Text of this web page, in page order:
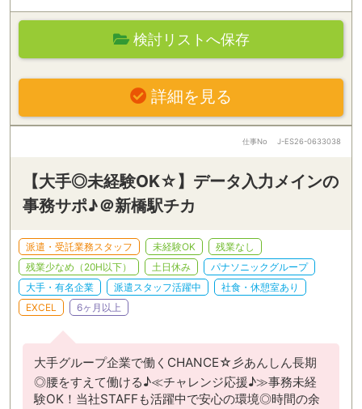
検討リストへ保存
詳細を見る
仕事No J-ES26-0633038
【大手◎未経験OK☆】データ入力メインの
事務サポ♪＠新橋駅チカ
派遣・受託業務スタッフ 未経験OK
残業なし
残業少なめ（20H以下）
土日休み
パナソニックグループ
大手・有名企業
派遣スタッフ活躍中
社食・休憩室あり
EXCEL
6ヶ月以上
大手グループ企業で働くCHANCE☆彡あんしん長期
◎腰をすえて働ける♪≪チャレンジ応援♪≫事務未経
験OK！当社STAFFも活躍中で安心の環境◎時間の余